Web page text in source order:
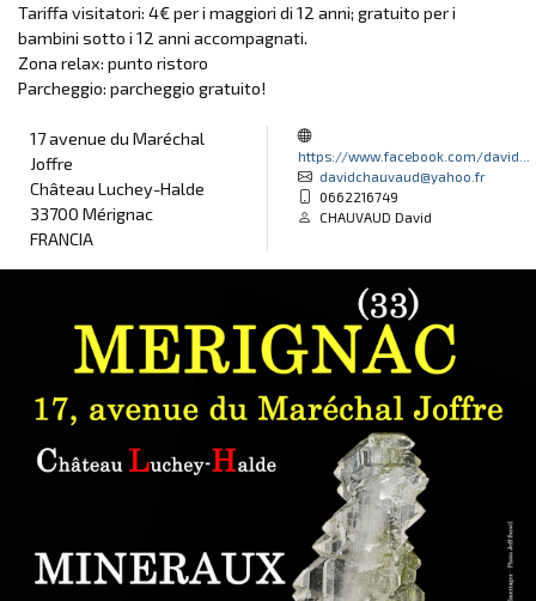
Tariffa visitatori: 4€ per i maggiori di 12 anni; gratuito per i
bambini sotto i 12 anni accompagnati.
Zona relax: punto ristoro
Parcheggio: parcheggio gratuito!
17 avenue du Maréchal
Joffre
Château Luchey-Halde
33700 Mérignac
FRANCIA
https://www.facebook.com/david...
davidchauvaud@yahoo.fr
0662216749
CHAUVAUD David